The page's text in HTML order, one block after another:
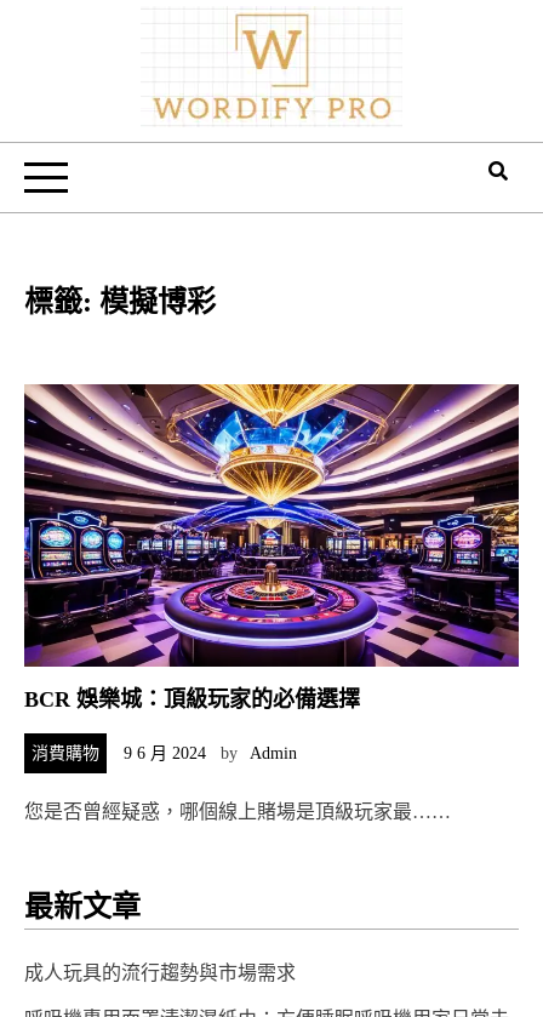
Wordify Pro
標籤: 模擬博彩
BCR 娛樂城：頂級玩家的必備選擇
消費購物 9 6 月 2024 by Admin
您是否曾經疑惑，哪個線上賭場是頂級玩家最……
最新文章
成人玩具的流行趨勢與市場需求